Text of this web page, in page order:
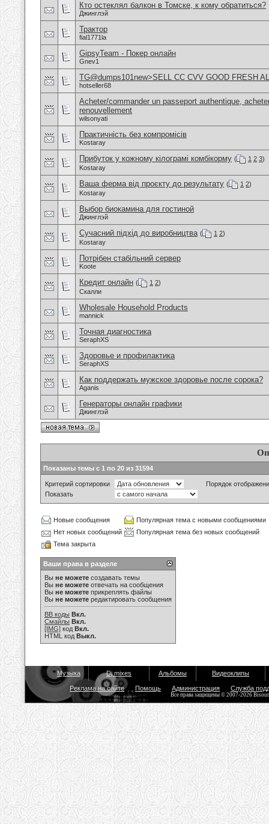
Кто остеклял балкон в Томске, к кому обратиться?
Джинглэй
Трактор
fial1771la
GipsyTeam - Покер онлайн
Gnev1
TG@dumps101new>SELL CC CVV GOOD FRESH
hotseller68
Acheter/commander un passeport authentique,
renouvellement
wilsonyati
Практичність без компромісів
Kostaray
Прибуток у кожному кілограмі комбікорму ( 1 2 3)
Kostaray
Ваша ферма від проєкту до результату ( 1 2)
Kostaray
Выбор биокамина для гостиной
Джинглэй
Сучасний підхід до виробництва ( 1 2)
Kostaray
Потрібен стабільний сервер
Koote
Кредит онлайн ( 1 2)
Скалли
Wholesale Household Products
mannick
Точная диагностика
SeraphXS
Здоровье и профилактика
SeraphXS
Как поддержать мужское здоровье после сорока?
Aganis
Генераторы онлайн графики
Джинглэй
Показаны темы с 1 по 20 из 31594
Критерий сортировки
Порядок
Показать
Новые сообщения
Популярная тема с новыми сообщениями
Нет новых сообщений
Популярная тема без новых сообщений
Тема закрыта
Ваши права в разделе
Вы не можете создавать темы
Вы не можете отвечать на сообщения
Вы не можете прикреплять файлы
Вы не можете редактировать сообщения
BB коды Вкл.
Смайлы Вкл.
[IMG] код Вкл.
HTML код Выкл.
Музыка Dj mixes Альбомы Видеоклипы
Реклама на сайте Помощь Администрация Служба
Все права защищены © 2007-2026